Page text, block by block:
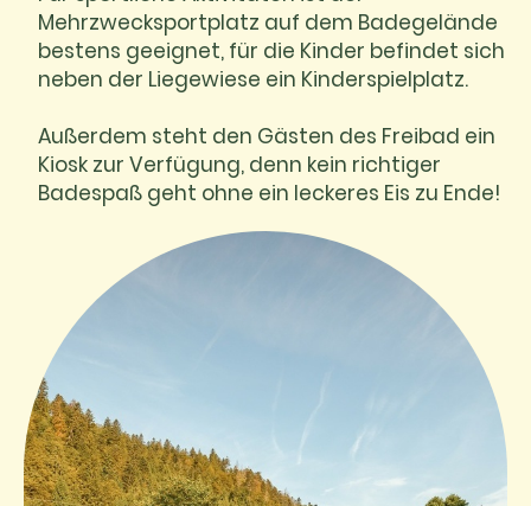
Mehrzwecksportplatz auf dem Badegelände
bestens geeignet, für die Kinder befindet sich
neben der Liegewiese ein Kinderspielplatz.
Außerdem steht den Gästen des Freibad ein
Kiosk zur Verfügung, denn kein richtiger
Badespaß geht ohne ein leckeres Eis zu Ende!